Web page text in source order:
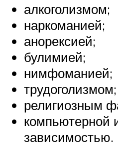
алкоголизмом;
наркоманией;
анорексией;
булимией;
нимфоманией;
трудоголизмом;
религиозным
компьютерной
зависимостью.